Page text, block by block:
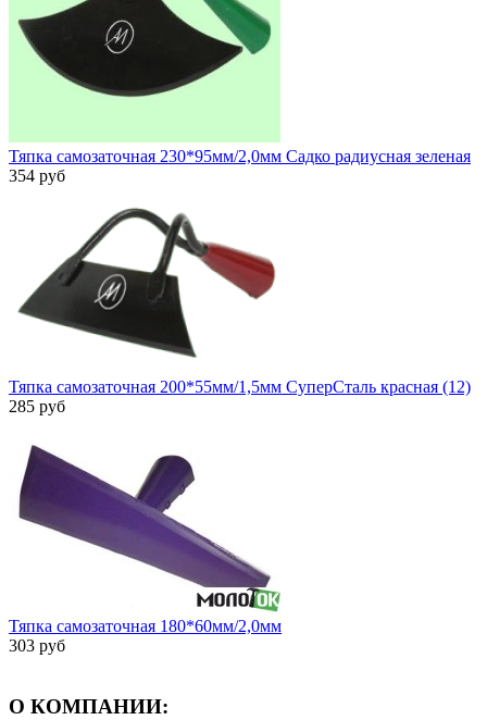
Тяпка самозаточная 230*95мм/2,0мм Садко радиусная зеленая
354 руб
Тяпка самозаточная 200*55мм/1,5мм СуперСталь красная (12)
285 руб
Тяпка самозаточная 180*60мм/2,0мм
303 руб
О КОМПАНИИ: